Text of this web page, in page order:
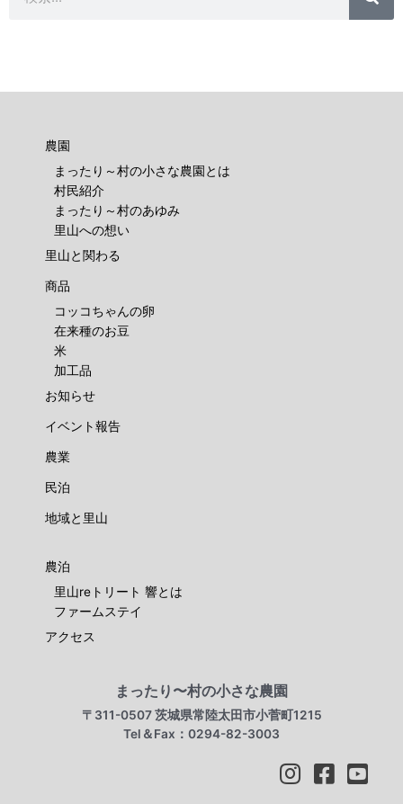
農園
まったり～村の小さな農園とは
村民紹介
まったり～村のあゆみ
里山への想い
里山と関わる
商品
コッコちゃんの卵
在来種のお豆
米
加工品
お知らせ
イベント報告
農業
民泊
地域と里山
農泊
里山reトリート 響とは
ファームステイ
アクセス
まったり〜村の小さな農園
〒311-0507 茨城県常陸太田市小菅町1215
Tel＆Fax：0294-82-3003